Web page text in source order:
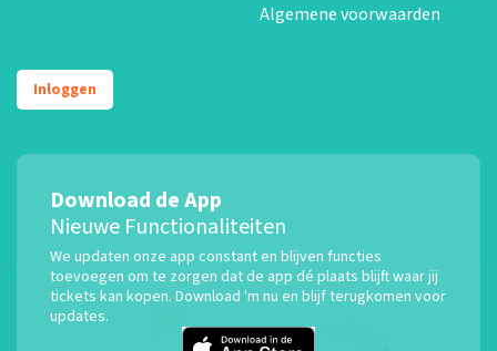
Algemene voorwaarden
Inloggen
Download de App
Nieuwe Functionaliteiten
We updaten onze app constant en blijven functies
toevoegen om te zorgen dat de app dé plaats blijft waar jij
tickets kan kopen. Download 'm nu en blijf terugkomen voor
updates.